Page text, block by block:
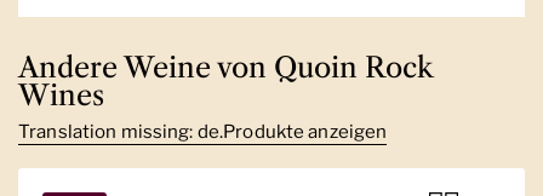
Andere Weine von Quoin Rock
Wines
Translation missing: de.Produkte anzeigen